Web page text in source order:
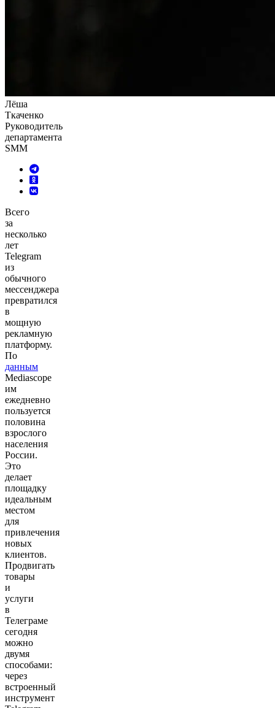
Лёша
Ткаченко
Руководитель
департамента
SMM
Всего
за
несколько
лет
Telegram
из
обычного
мессенджера
превратился
в
мощную
рекламную
платформу.
По
данным
Mediascope
им
ежедневно
пользуется
половина
взрослого
населения
России.
Это
делает
площадку
идеальным
местом
для
привлечения
новых
клиентов.
Продвигать
товары
и
услуги
в
Телеграме
сегодня
можно
двумя
способами:
через
встроенный
инструмент